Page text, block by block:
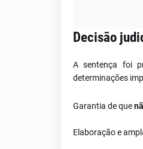
Decisão
A sentença foi
determinações
Garantia de que
Elaboração e